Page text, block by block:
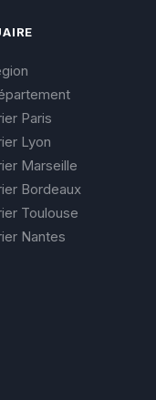
Paris
Lyon
Marseille
Bordeaux
Toulouse
Nantes